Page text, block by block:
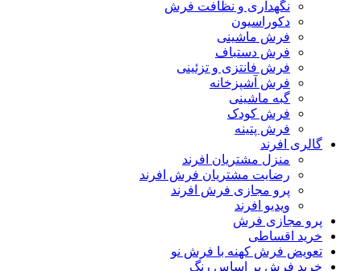
نگهداری و نظافت فرش
دکوراسیون
فرش ماشینی
فرش دستباف
فرش فانتزی و تزئینی
فرش آشپزخانه
گبه ماشینی
فرش کودک
فرش پتینه
گالری افرند
منزل مشتریان افرند
رضایت مشتریان فرش افرند
پرو مجازی فرش افرند
ویدیو افرند
پرو مجازی فرش
خرید اقساطی
تعویض فرش کهنه با فرش نو
خرید فرش بر اساس رنگ